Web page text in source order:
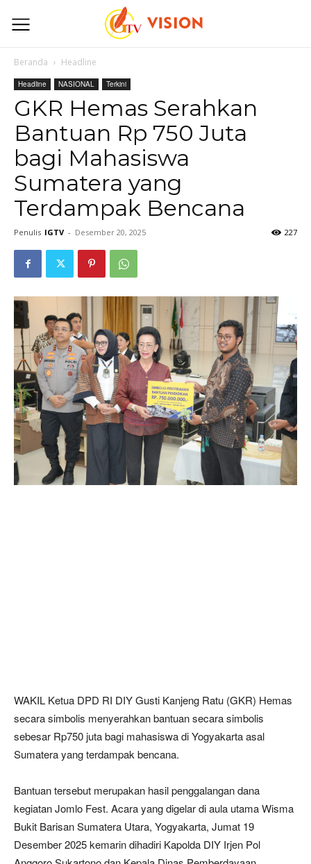
Beranda Headline
Headline NASIONAL Terkini
GKR Hemas Serahkan
Bantuan Rp 750 Juta
bagi Mahasiswa
Sumatera yang
Terdampak Bencana
Penulis IGTV - Desember 20, 2025 227
WAKIL Ketua DPD RI DIY Gusti Kanjeng Ratu (GKR) Hemas
secara simbolis menyerahkan bantuan secara simbolis
sebesar Rp750 juta bagi mahasiswa di Yogyakarta asal
Sumatera yang terdampak bencana.
Bantuan tersebut merupakan hasil penggalangan dana
kegiatan Jomlo Fest. Acara yang digelar di aula utama Wisma
Bukit Barisan Sumatera Utara, Yogyakarta, Jumat 19
Desember 2025 kemarin dihadiri Kapolda DIY Irjen Pol